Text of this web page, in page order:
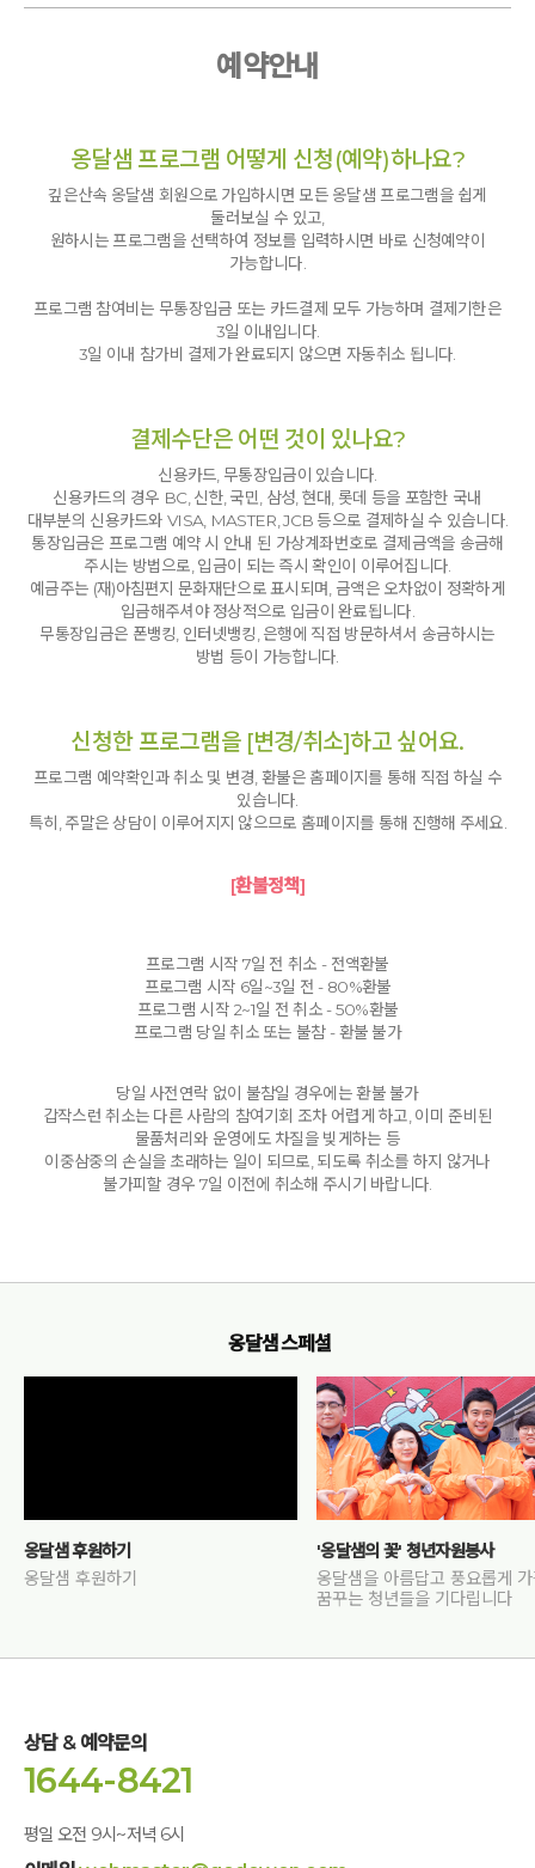
예약안내
옹달샘 프로그램 어떻게 신청(예약)하나요?
깊은산속 옹달샘 회원으로 가입하시면 모든 옹달샘 프로그램을 쉽게
둘러보실 수 있고,
원하시는 프로그램을 선택하여 정보를 입력하시면 바로 신청예약이
가능합니다.
프로그램 참여비는 무통장입금 또는 카드결제 모두 가능하며 결제기한은
3일 이내입니다.
3일 이내 참가비 결제가 완료되지 않으면 자동취소 됩니다.
결제수단은 어떤 것이 있나요?
신용카드, 무통장입금이 있습니다.
신용카드의 경우 BC, 신한, 국민, 삼성, 현대, 롯데 등을 포함한 국내
대부분의 신용카드와 VISA, MASTER, JCB 등으로 결제하실 수 있습니다.
통장입금은 프로그램 예약 시 안내 된 가상계좌번호로 결제금액을 송금해
주시는 방법으로, 입금이 되는 즉시 확인이 이루어집니다.
예금주는 (재)아침편지 문화재단으로 표시되며, 금액은 오차없이 정확하게
입금해주셔야 정상적으로 입금이 완료됩니다.
무통장입금은 폰뱅킹, 인터넷뱅킹, 은행에 직접 방문하셔서 송금하시는
방법 등이 가능합니다.
신청한 프로그램을 [변경/취소]하고 싶어요.
프로그램 예약확인과 취소 및 변경, 환불은 홈페이지를 통해 직접 하실 수
있습니다.
특히, 주말은 상담이 이루어지지 않으므로 홈페이지를 통해 진행해 주세요.
[환불정책]
프로그램 시작 7일 전 취소 - 전액환불
프로그램 시작 6일~3일 전 - 80%환불
프로그램 시작 2~1일 전 취소 - 50%환불
프로그램 당일 취소 또는 불참 - 환불 불가
당일 사전연락 없이 불참일 경우에는 환불 불가
갑작스런 취소는 다른 사람의 참여기회 조차 어렵게 하고, 이미 준비된
물품처리와 운영에도 차질을 빚게하는 등
이중삼중의 손실을 초래하는 일이 되므로, 되도록 취소를 하지 않거나
불가피할 경우 7일 이전에 취소해 주시기 바랍니다.
옹달샘 스페셜
옹달샘 후원하기
옹달샘 후원하기
'옹달샘의 꽃' 청년자원봉사
옹달샘을 아름답고 풍요롭게
꿈꾸는 청년들을 기다립니다
상담 & 예약문의
1644-8421
평일 오전 9시~저녁 6시